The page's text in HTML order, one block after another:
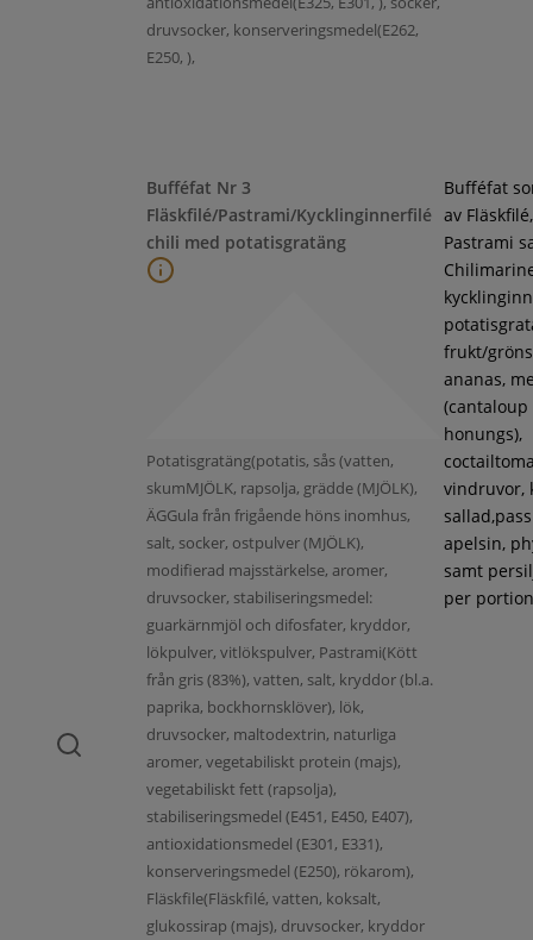
druvsocker, konserveringsmedel(E262,
E250, ),
Bufféfat Nr 3
Fläskfilé/Pastrami/Kycklinginnerfilé
chili med potatisgratäng
Potatisgratäng(potatis, sås (vatten,
skumMJÖLK, rapsolja, grädde (MJÖLK),
ÄGGula från frigående höns inomhus,
salt, socker, ostpulver (MJÖLK),
modifierad majsstärkelse, aromer,
druvsocker, stabiliseringsmedel:
guarkärnmjöl och difosfater, kryddor,
lökpulver, vitlökspulver, Pastrami(Kött
från gris (83%), vatten, salt, kryddor (bl.a.
paprika, bockhornsklöver), lök,
druvsocker, maltodextrin, naturliga
aromer, vegetabiliskt protein (majs),
vegetabiliskt fett (rapsolja),
stabiliseringsmedel (E451, E450, E407),
antioxidationsmedel (E301, E331),
konserveringsmedel (E250), rökarom),
Fläskfile(Fläskfilé, vatten, koksalt,
glukossirap (majs), druvsocker, kryddor
Bufféfat
av Fläskfilé,
Pastrami
frukt/
ananas,
(cantaloup
honungs),
vindruvor,
apelsin,
samt
per